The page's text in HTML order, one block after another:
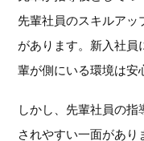
先輩社員のスキルアッ
があります。新入社員
輩が側にいる環境は安
しかし、先輩社員の
されやすい一面があり